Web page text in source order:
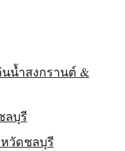
น้ำสงกรานต์ &
ลบุรี
วัดชลบุรี